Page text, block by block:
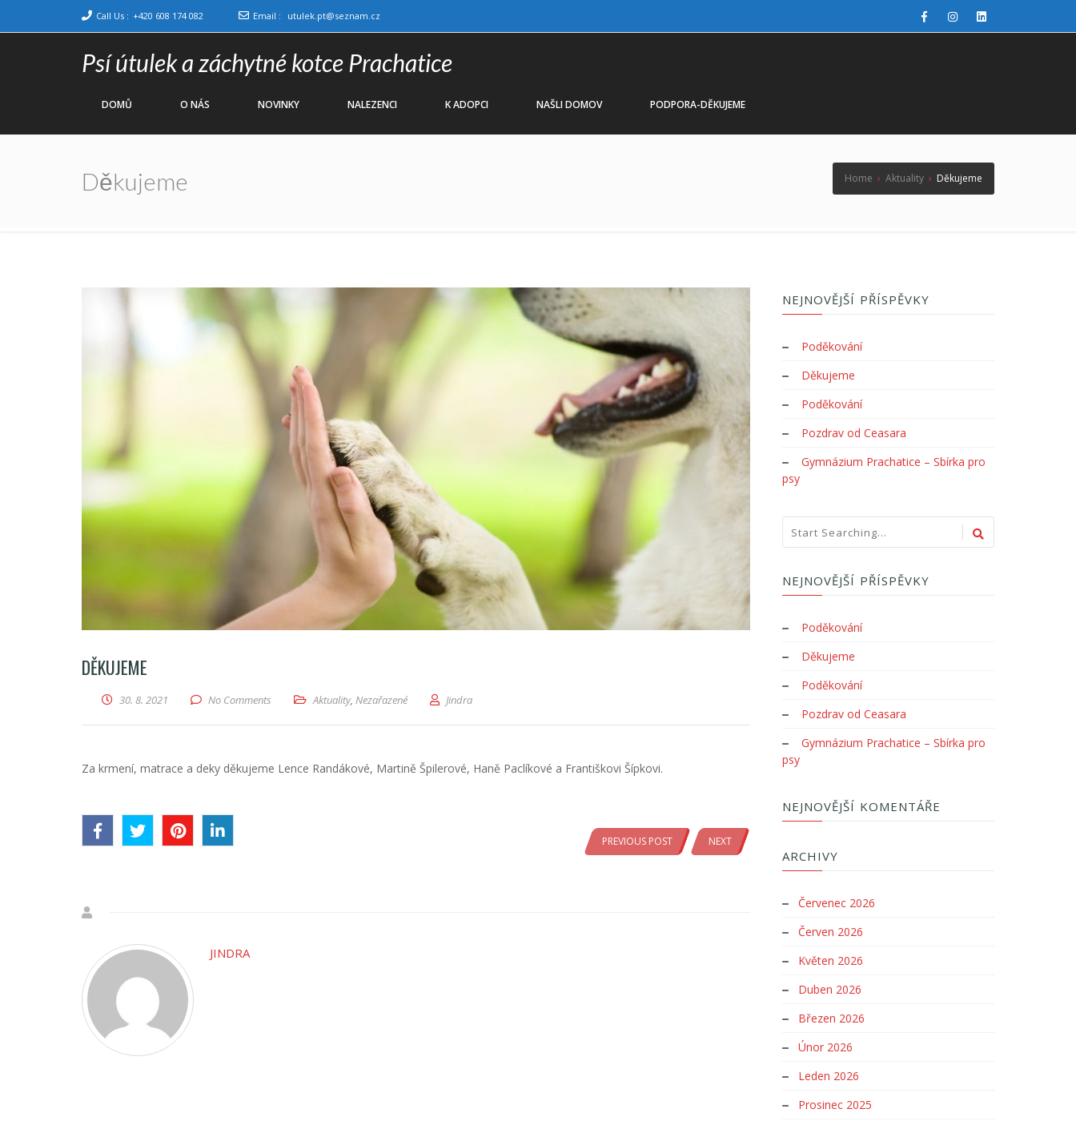
Call Us : +420 608 174 082 Email : utulek.pt@seznam.cz
Psí útulek a záchytné kotce Prachatice
DOMŮ O NÁS NOVINKY NALEZENCI K ADOPCI NAŠLI DOMOV PODPORA-DĚKUJEME
Děkujeme Home › Aktuality › Děkujeme
DĚKUJEME
30. 8. 2021 No Comments Aktuality, Nezařazené Jindra
Za krmení, matrace a deky děkujeme Lence Randákové, Martině Špilerové, Haně Paclíkové a Františkovi Šípkovi.
PREVIOUS POST NEXT
JINDRA
NEJNOVĚJŠÍ PŘÍSPĚVKY
Poděkování
Děkujeme
Poděkování
Pozdrav od Ceasara
Gymnázium Prachatice – Sbírka pro
psy
NEJNOVĚJŠÍ PŘÍSPĚVKY
Poděkování
Děkujeme
Poděkování
Pozdrav od Ceasara
Gymnázium Prachatice – Sbírka pro
psy
NEJNOVĚJŠÍ KOMENTÁŘE
ARCHIVY
Červenec 2026
Červen 2026
Květen 2026
Duben 2026
Březen 2026
Únor 2026
Leden 2026
Prosinec 2025